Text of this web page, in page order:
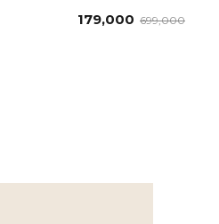
179,000 699,000